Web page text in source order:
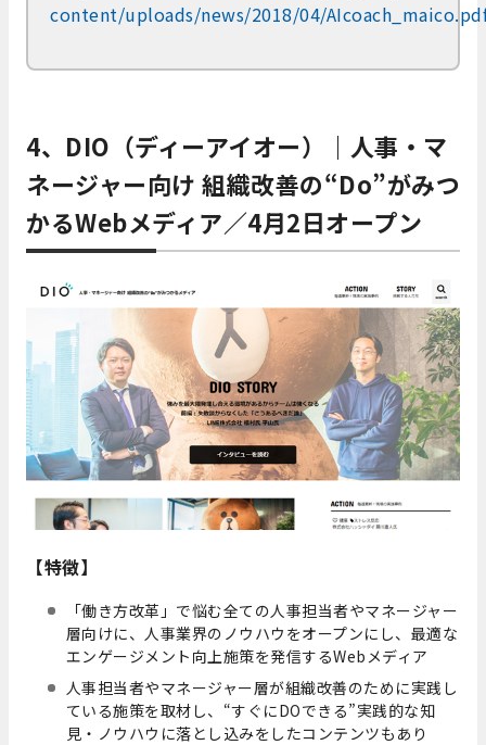
content/uploads/news/2018/04/
4、DIO（ディーアイオー）｜人事・マ
ネージャー向け 組織改善の“Do”がみつ
かるWebメディア／4月2日オープン
【特徴】
「働き方改革」で悩む全ての人事担当者やマネージャー
層向けに、人事業界のノウハウをオープンにし、最適な
エンゲージメント向上施策を発信するWebメディア
人事担当者やマネージャー層が組織改善のために実践し
ている施策を取材し、“すぐにDOできる”実践的な知
見・ノウハウに落とし込みをしたコンテンツもあり